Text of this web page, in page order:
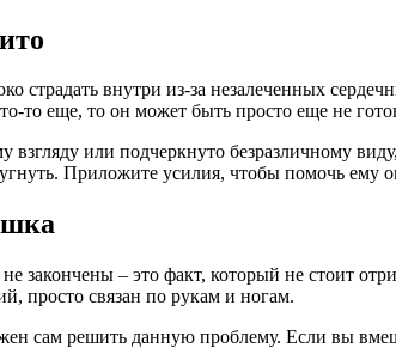
страдать внутри из-за незалеченных
то еще, то он может быть просто еще не
или подчеркнуто безразличному
Приложите усилия, чтобы помочь ему
закончены – это факт, который не стоит
просто связан по рукам и ногам.
сам решить данную проблему. Если вы